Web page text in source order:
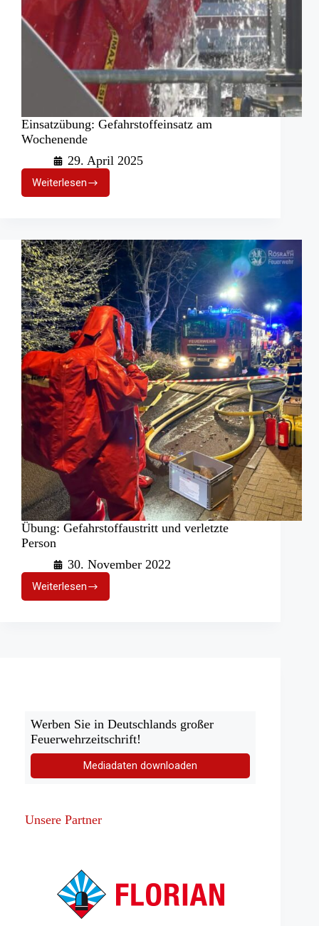
Einsatzübung: Gefahrstoffeinsatz am
Wochenende
29. April 2025
WeiterlesenEinsatzübung:
Gefahrstoffeinsatz
Übung: Gefahrstoffaustritt und verletzte
Person
30. November 2022
Weiterlesen
Übung:
Gefahrstoffaustritt
Werben Sie in Deutschlands großer
Feuerwehrzeitschrift!
Mediadaten downloaden
Unsere Partner